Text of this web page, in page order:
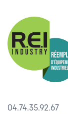
04.74.35.92.67